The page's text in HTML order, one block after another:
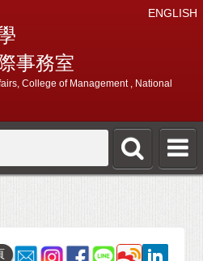
ENGLISH
事務室
College of Management , National